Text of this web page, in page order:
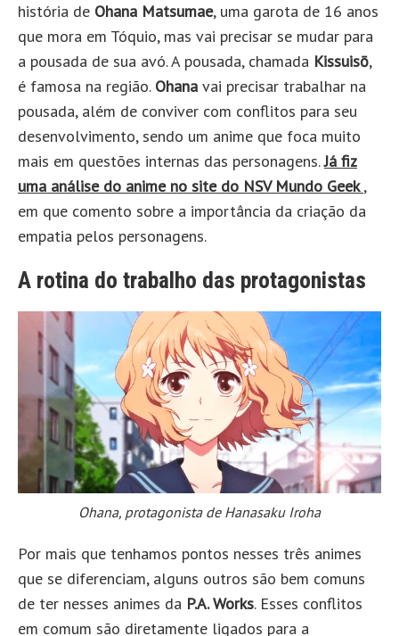
história de Ohana Matsumae, uma garota de 16 anos
que mora em Tóquio, mas vai precisar se mudar para
a pousada de sua avó. A pousada, chamada Kissuisō,
é famosa na região. Ohana vai precisar trabalhar na
pousada, além de conviver com conflitos para seu
desenvolvimento, sendo um anime que foca muito
mais em questões internas das personagens.Já fiz
uma análise do anime no site do NSV Mundo Geek,
em que comento sobre a importância da criação da
empatia pelos personagens.
A rotina do trabalho das protagonistas
Ohana, protagonista de Hanasaku Iroha
Por mais que tenhamos pontos nesses três animes
que se diferenciam, alguns outros são bem comuns
de ter nesses animes da P.A. Works. Esses conflitos
em comum são diretamente ligados para a